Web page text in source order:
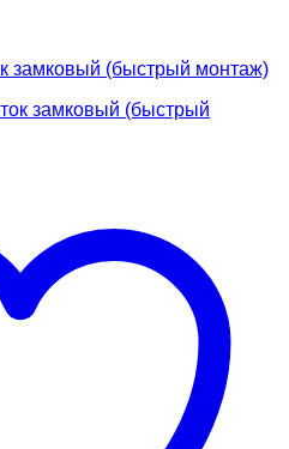
замковый (быстрый монтаж)